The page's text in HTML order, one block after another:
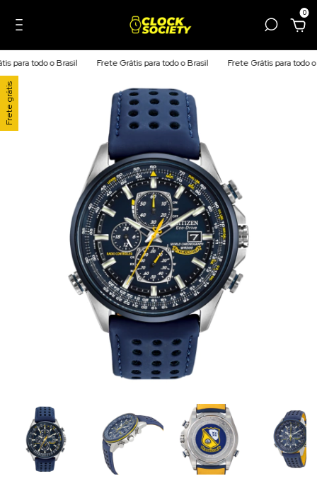
0
todo o Brasil Frete Grátis para todo o Brasil Frete Grátis para todo o
Frete grátis